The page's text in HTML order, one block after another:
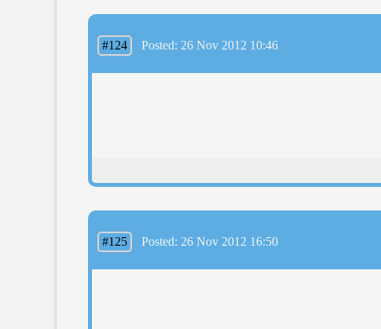
#124 Posted: 26 Nov 2012 10:46
#125 Posted: 26 Nov 2012 16:50